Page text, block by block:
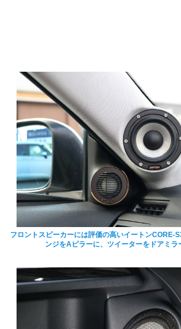
フロントスピーカーには評価の高いイートンCORE-
ンジをAピラーに、ツイーターをドアミラ